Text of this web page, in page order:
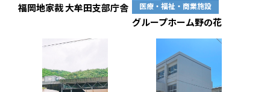
福岡地家裁 大牟田支部庁舎
医療・福祉・商業施設
グループホーム野の花